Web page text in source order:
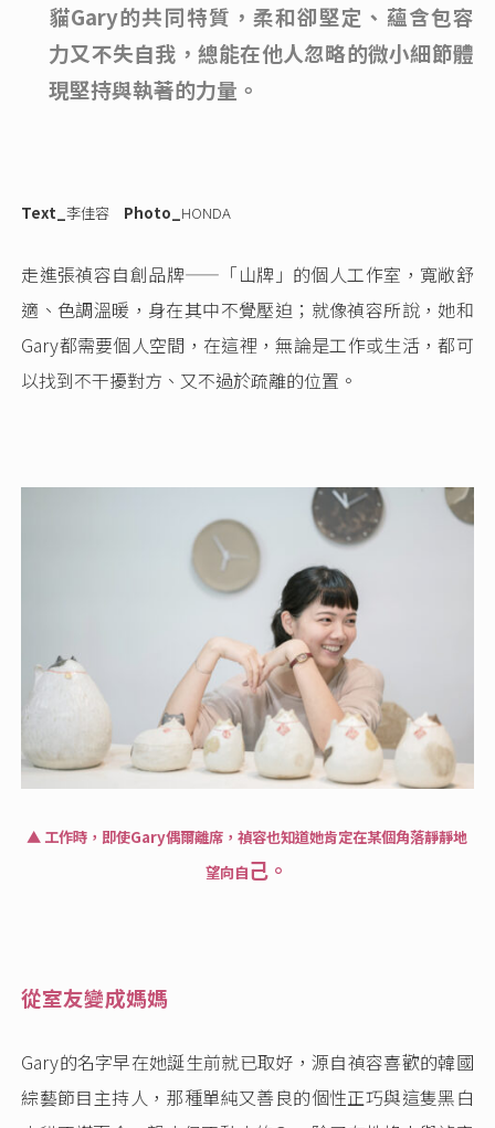
貓Gary的共同特質，柔和卻堅定、蘊含包容
力又不失自我，總能在他人忽略的微小細節體
現堅持與執著的力量。
Text_李佳容 Photo_ HONDA
走進張禎容自創品牌——「山牌」的個人工作室，寬敞舒
適、色調溫暖，身在其中不覺壓迫；就像禎容所說，她和
Gary都需要個人空間，在這裡，無論是工作或生活，都可
以找到不干擾對方、又不過於疏離的位置。
▲ 工作時，即使Gary偶爾離席，禎容也知道她肯定在某個角落靜靜地
望向自己。
從室友變成媽媽
Gary的名字早在她誕生前就已取好，源自禎容喜歡的韓國
綜藝節目主持人，那種單純又善良的個性正巧與這隻黑白